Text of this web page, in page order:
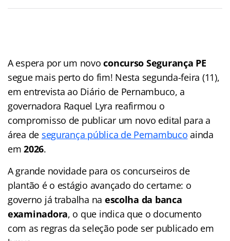
A espera por um novoconcurso Segurança PE
segue mais perto do fim! Nesta segunda-feira (11),
em entrevista ao Diário de Pernambuco, a
governadora Raquel Lyra reafirmou o
compromisso de publicar um novo edital para a
área de segurança pública de Pernambuco ainda
em2026.
A grande novidade para os concurseiros de
plantão é o estágio avançado do certame: o
governo já trabalha na escolha da banca
examinadora, o que indica que o documento
com as regras da seleção pode ser publicado em